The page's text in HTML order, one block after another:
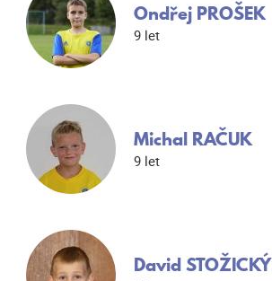
Ondřej PROŠEK
9 let
Michal RAČUK
9 let
David STOŽICKÝ